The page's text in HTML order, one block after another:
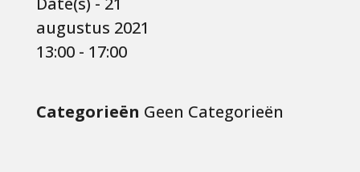
augustus 2021
13:00 - 17:00
Categorieën Geen Categorieën